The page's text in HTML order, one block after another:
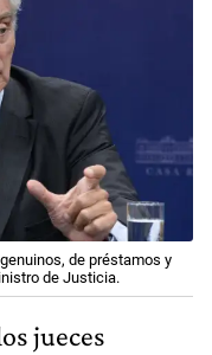
de préstamos y
de Justicia.
jueces